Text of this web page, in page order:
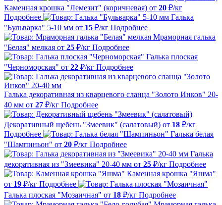
Каменная крошка "Лемезит" (коричневая) от 20 ₽/кг
Подробнее
Галька
"Бульварка" 5-10 мм от 15 ₽/кг Подробнее
Мраморная галька
"Белая" мелкая от 25 ₽/кг Подробнее
Галька плоская
"Черноморская" от 22 ₽/кг Подробнее
Галька декоративная из кварцевого сланца "Золото Инков" 20-
40 мм от 27 ₽/кг Подробнее
Декоративный щебень "Змеевик" (салатовый) от 18 ₽/кг
Подробнее
Галька белая
"Шампиньон" от 20 ₽/кг Подробнее
Галька
декоративная из "Змеевика" 20-40 мм от 25 ₽/кг Подробнее
Каменная крошка "Яшма"
от 19 ₽/кг Подробнее
Галька плоская "Мозаичная" от 18 ₽/кг Подробнее